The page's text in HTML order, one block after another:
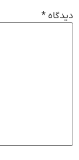
دیدگاه *